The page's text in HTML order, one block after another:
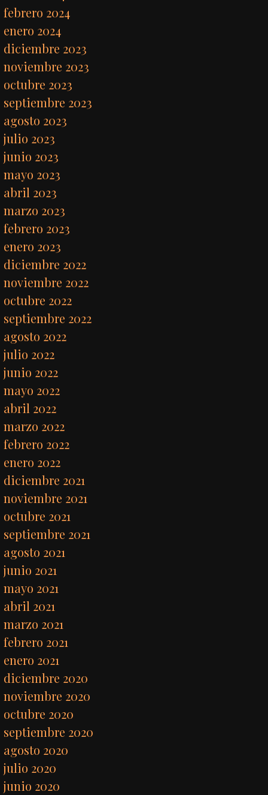
febrero 2024
enero 2024
diciembre 2023
noviembre 2023
octubre 2023
septiembre 2023
agosto 2023
julio 2023
junio 2023
mayo 2023
abril 2023
marzo 2023
febrero 2023
enero 2023
diciembre 2022
noviembre 2022
octubre 2022
septiembre 2022
agosto 2022
julio 2022
junio 2022
mayo 2022
abril 2022
marzo 2022
febrero 2022
enero 2022
diciembre 2021
noviembre 2021
octubre 2021
septiembre 2021
agosto 2021
junio 2021
mayo 2021
abril 2021
marzo 2021
febrero 2021
enero 2021
diciembre 2020
noviembre 2020
octubre 2020
septiembre 2020
agosto 2020
julio 2020
junio 2020